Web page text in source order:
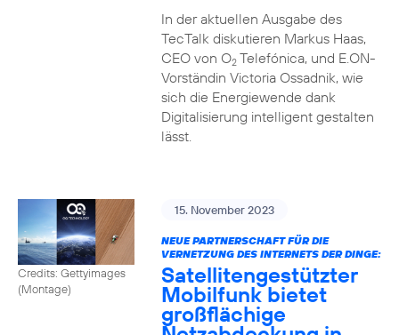
In der aktuellen Ausgabe des
TecTalk diskutieren Markus Haas,
CEO von O2Telefónica, und E.ON-
Vorständin Victoria Ossadnik, wie
sich die Energiewende dank
Digitalisierung intelligent gestalten
lässt.
Credits: Gettyimages
(Montage)
15. November 2023
NEUE PARTNERSCHAFT FÜR DIE
VERNETZUNG DES INTERNETS DER DINGE:
Satellitengestützter
Mobilfunk bietet
großflächige